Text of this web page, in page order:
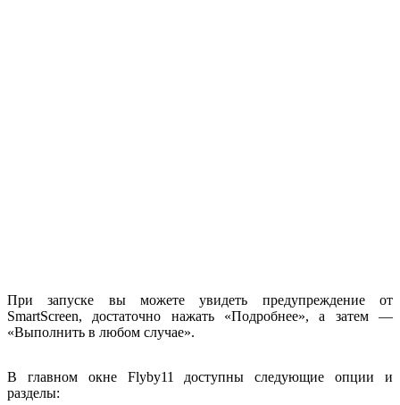
При запуске вы можете увидеть предупреждение от
SmartScreen, достаточно нажать «Подробнее», а затем —
«Выполнить в любом случае».
В главном окне Flyby11 доступны следующие опции и
разделы: